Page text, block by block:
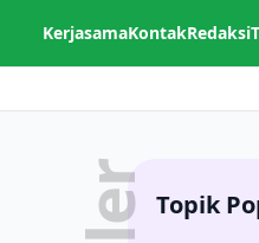
KerjasamaKontakRedaksi
Topik